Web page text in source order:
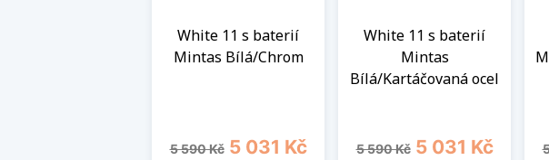
White 11 s baterií
Mintas Bílá/Chrom
Běžná cena
5 590 Kč Cena
5 031 Kč
White 11 s baterií
Mintas
Bílá/Kartáčovaná ocel
Běžná cena
5 590 Kč Cena
5 031 Kč